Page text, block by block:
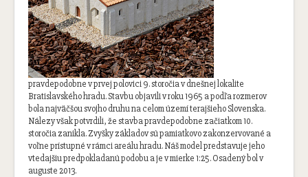
pravdepodobne v prvej polovici 9. storočia v dnešnej lokalite
Bratislavského hradu. Stavbu objavili v roku 1965 a podľa rozmerov
bola najväčšou svojho druhu na celom území terajšieho Slovenska.
Nálezy však potvrdili, že stavba pravdepodobne začiatkom 10.
storočia zanikla. Zvyšky základov sú pamiatkovo zakonzervované a
voľne prístupné v rámci areálu hradu. Náš model predstavuje jeho
vtedajšiu predpokladanú podobu a je v mierke 1:25. Osadený bol v
auguste 2013.